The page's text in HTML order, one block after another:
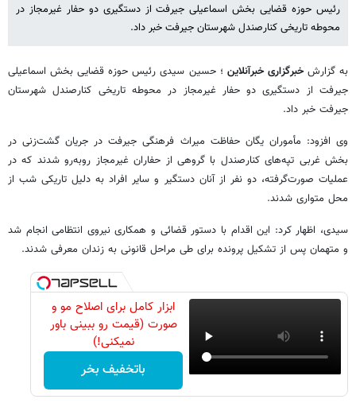
رئیس حوزه قضایی بخش اسماعیلی جیرفت از دستگیری دو حفار غیرمجاز در
محوطه تاریخی کنارصندل شهرستان جیرفت خبر داد.
به گزارشخبرگزاری خبرآنلاین ؛ حسین سیدی رئیس حوزه قضایی بخش اسماعیلی
جیرفت از دستگیری دو حفار غیرمجاز در محوطه تاریخی کنارصندل شهرستان
جیرفت خبر داد.
وی افزود: مأموران یگان حفاظت میراث فرهنگی جیرفت در جریان گشت‌زنی در
بخش غربی تپه‌های کنارصندل با گروهی از حفاران غیرمجاز روبه‌رو شدند که در
عملیات صورت‌گرفته، دو نفر از آنان دستگیر و سایر افراد به دلیل تاریکی شب از
محل متواری شدند.
سیدی، اظهار کرد: این اقدام با دستور قضائی و همکاری نیروی انتظامی انجام شد
و متهمان پس از تشکیل پرونده برای طی مراحل قانونی به زندان معرفی شدند.
ابزار کامل برای اصلاح مو و
صورت (قیمت رو ببینی باور
نمیکنی!)
باتخفیف بخر